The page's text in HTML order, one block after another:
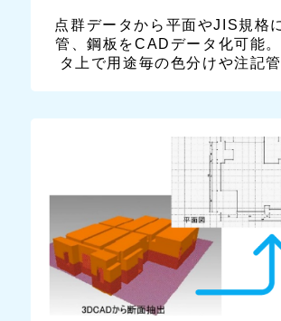
点群データから平面やJIS規格
管、鋼板をCADデータ化可能
タ上で用途毎の色分けや注記